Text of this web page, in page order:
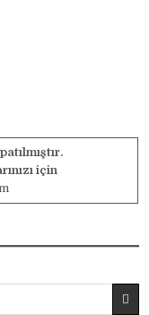
için